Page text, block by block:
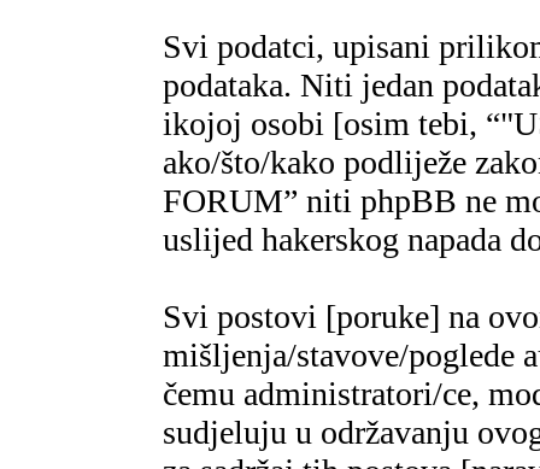
Svi podatci, upisani
podataka. Niti jedan
ikojoj osobi [osim tebi,
ako/što/kako podliježe
FORUM” niti phpBB ne
uslijed hakerskog napada
Svi postovi [poruke] na
mišljenja/stavove/poglede
čemu administratori/ce,
sudjeluju u održavanju